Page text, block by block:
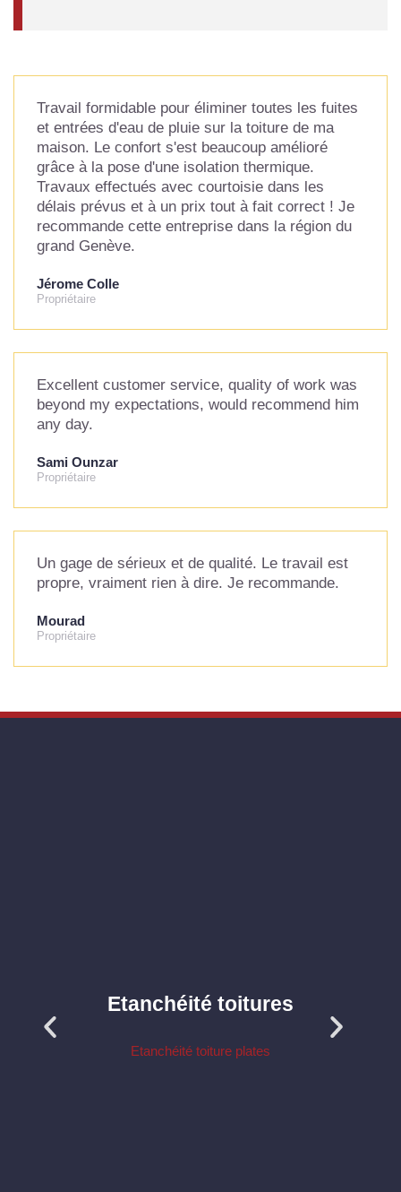
Travail formidable pour éliminer toutes les fuites
et entrées d'eau de pluie sur la toiture de ma
maison. Le confort s'est beaucoup amélioré
grâce à la pose d'une isolation thermique.
Travaux effectués avec courtoisie dans les
délais prévus et à un prix tout à fait correct ! Je
recommande cette entreprise dans la région du
grand Genève.
Jérome Colle
Propriétaire
Excellent customer service, quality of work was
beyond my expectations, would recommend him
any day.
Sami Ounzar
Propriétaire
Un gage de sérieux et de qualité. Le travail est
propre, vraiment rien à dire. Je recommande.
Mourad
Propriétaire